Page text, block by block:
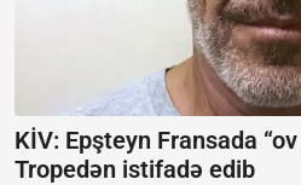
KİV: Epşteyn Fransada
Tropedən istifadə edib